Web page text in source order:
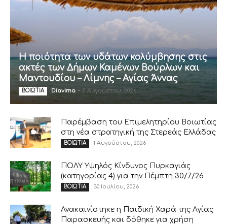
Η ποιότητα των υδάτων κολύμβησης στις
ακτές των Δήμων Καμένων Βούρλων και
Μαντουδίου – Λίμνης – Αγίας Άννας
ΒΟΙΩΤΙΑ Diavima - 2 Αυγούστου, 2026
Παρέμβαση του Επιμελητηρίου Βοιωτίας
στη νέα στρατηγική της Στερεάς Ελλάδας
ΒΟΙΩΤΙΑ 1 Αυγούστου, 2026
ΠΟΛΥ Υψηλός Κίνδυνος Πυρκαγιάς
(κατηγορίας 4) για την Πέμπτη 30/7/26
ΒΟΙΩΤΙΑ 30 Ιουλίου, 2026
Ανακαινίστηκε η Παιδική Χαρά της Αγίας
Παρασκευής και δόθηκε για χρήση